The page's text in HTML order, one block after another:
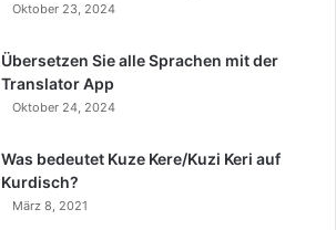
Oktober 23, 2024
Übersetzen Sie alle Sprachen mit der
Translator App
Oktober 24, 2024
Was bedeutet Kuze Kere/Kuzi Keri auf
Kurdisch?
März 8, 2021